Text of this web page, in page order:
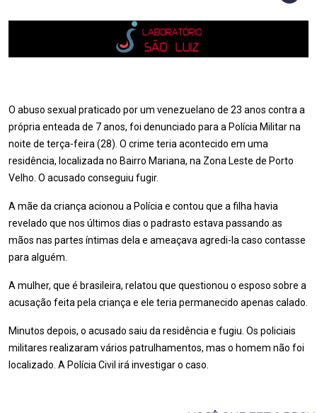
O abuso sexual praticado por um venezuelano de 23 anos contra a
própria enteada de 7 anos, foi denunciado para a Polícia Militar na
noite de terça-feira (28). O crime teria acontecido em uma
residência, localizada no Bairro Mariana, na Zona Leste de Porto
Velho. O acusado conseguiu fugir.
A mãe da criança acionou a Polícia e contou que a filha havia
revelado que nos últimos dias o padrasto estava passando as
mãos nas partes íntimas dela e ameaçava agredi-la caso contasse
para alguém.
A mulher, que é brasileira, relatou que questionou o esposo sobre a
acusação feita pela criança e ele teria permanecido apenas calado.
Minutos depois, o acusado saiu da residência e fugiu. Os policiais
militares realizaram vários patrulhamentos, mas o homem não foi
localizado. A Polícia Civil irá investigar o caso.